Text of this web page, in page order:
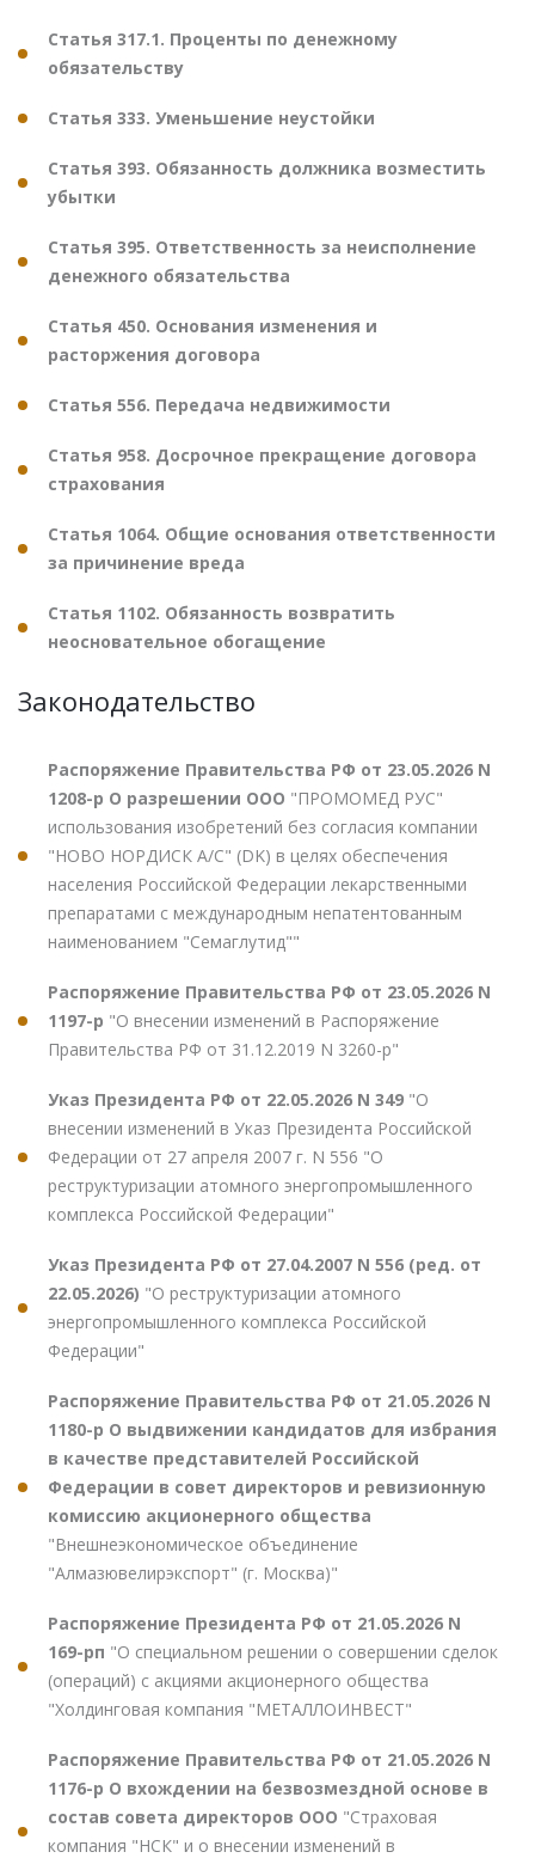
Статья 317.1. Проценты по денежному
обязательству
Статья 333. Уменьшение неустойки
Статья 393. Обязанность должника возместить
убытки
Статья 395. Ответственность за неисполнение
денежного обязательства
Статья 450. Основания изменения и
расторжения договора
Статья 556. Передача недвижимости
Статья 958. Досрочное прекращение договора
страхования
Статья 1064. Общие основания ответственности
за причинение вреда
Статья 1102. Обязанность возвратить
неосновательное обогащение
Законодательство
Распоряжение Правительства РФ от 23.05.2026 N
1208-р О разрешении ООО "ПРОМОМЕД РУС"
использования изобретений без согласия компании
"НОВО НОРДИСК А/С" (DK) в целях обеспечения
населения Российской Федерации лекарственными
препаратами с международным непатентованным
наименованием "Семаглутид""
Распоряжение Правительства РФ от 23.05.2026 N
1197-р "О внесении изменений в Распоряжение
Правительства РФ от 31.12.2019 N 3260-р"
Указ Президента РФ от 22.05.2026 N 349 "О
внесении изменений в Указ Президента Российской
Федерации от 27 апреля 2007 г. N 556 "О
реструктуризации атомного энергопромышленного
комплекса Российской Федерации"
Указ Президента РФ от 27.04.2007 N 556 (ред. от
22.05.2026) "О реструктуризации атомного
энергопромышленного комплекса Российской
Федерации"
Распоряжение Правительства РФ от 21.05.2026 N
1180-р О выдвижении кандидатов для избрания
в качестве представителей Российской
Федерации в совет директоров и ревизионную
комиссию акционерного общества
"Внешнеэкономическое объединение
"Алмазювелирэкспорт" (г. Москва)"
Распоряжение Президента РФ от 21.05.2026 N
169-рп "О специальном решении о совершении сделок
(операций) с акциями акционерного общества
"Холдинговая компания "МЕТАЛЛОИНВЕСТ"
Распоряжение Правительства РФ от 21.05.2026 N
1176-р О вхождении на безвозмездной основе в
состав совета директоров ООО "Страховая
компания "НСК" и о внесении изменений в